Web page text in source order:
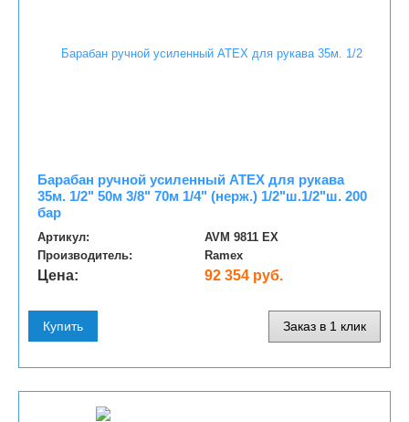
Барабан ручной усиленный ATEX для рукава
35м. 1/2" 50м 3/8" 70м 1/4" (нерж.) 1/2"ш.1/2"ш. 200
бар
Артикул:
AVM 9811 EX
Производитель:
Ramex
Цена: 92 354 руб.
Купить Заказ в 1 клик